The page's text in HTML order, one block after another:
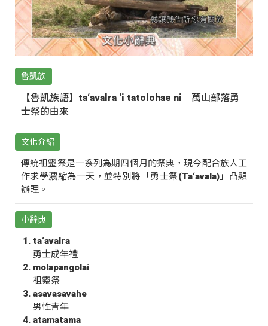
魯凱族
【魯凱族語】ta‘avalra ‘i tatolohae ni｜萬山部落勇
士祭的由來
文化介紹
傳統祖靈祭是一系列為期四個月的祭典，現今配合族人工
作求學濃縮為一天，並特別將「勇士祭(Ta‘avala)」凸顯
辦理。
小辭典
ta‘avalra
勇士成年禮
molapangolai
祖靈祭
asavasavahe
男性青年
atamatama